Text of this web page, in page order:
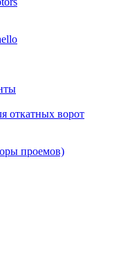
откатных ворот
проемов)